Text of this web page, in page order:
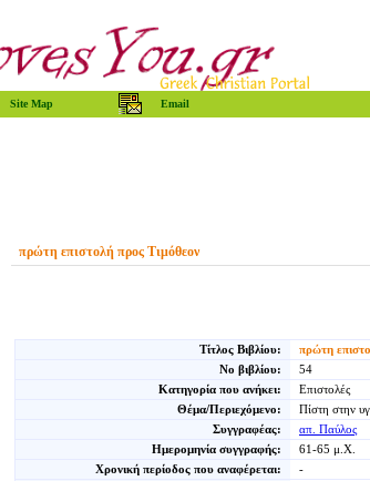
Site Map Email
πρώτη επιστολή προς Τιμόθεον
Τίτλος Βιβλίου:
πρώτη
Νο βιβλίου:
54
Κατηγορία που ανήκει:
Επιστολές
Θέμα/Περιεχόμενο:
Πίστη στην
Συγγραφέας:
απ. Παύλος
Ημερομηνία συγγραφής:
61-65 μ.Χ.
Χρονική περίοδος που αναφέρεται:
-